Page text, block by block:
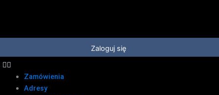
Zaloguj się
Zamówienia
Adresy